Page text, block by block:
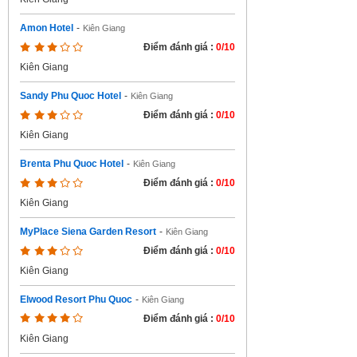
Amon Hotel - Kiên Giang
Điểm đánh giá : 0/10
Kiên Giang
Sandy Phu Quoc Hotel - Kiên Giang
Điểm đánh giá : 0/10
Kiên Giang
Brenta Phu Quoc Hotel - Kiên Giang
Điểm đánh giá : 0/10
Kiên Giang
MyPlace Siena Garden Resort - Kiên Giang
Điểm đánh giá : 0/10
Kiên Giang
Elwood Resort Phu Quoc - Kiên Giang
Điểm đánh giá : 0/10
Kiên Giang